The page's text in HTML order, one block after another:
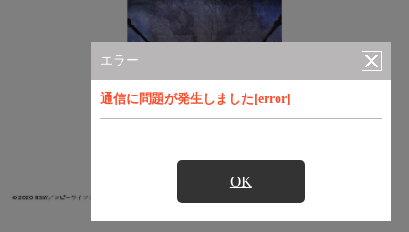
エラー
通信に問題が発生しました[error]
OK